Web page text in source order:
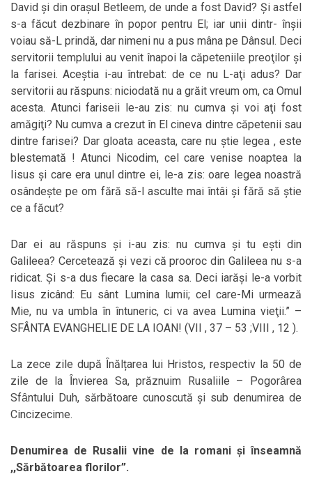
David şi din oraşul Betleem, de unde a fost David? Şi astfel
s-a făcut dezbinare în popor pentru El; iar unii dintr- înşii
voiau să-L prindă, dar nimeni nu a pus mâna pe Dânsul. Deci
servitorii templului au venit înapoi la căpeteniile preoţilor şi
la farisei. Aceştia i-au întrebat: de ce nu L-aţi adus? Dar
servitorii au răspuns: niciodată nu a grăit vreum om, ca Omul
acesta. Atunci fariseii le-au zis: nu cumva şi voi aţi fost
amăgiţi? Nu cumva a crezut în El cineva dintre căpetenii sau
dintre farisei? Dar gloata aceasta, care nu ştie legea , este
blestemată ! Atunci Nicodim, cel care venise noaptea la
Iisus şi care era unul dintre ei, le-a zis: oare legea noastră
osândeşte pe om fără să-l asculte mai întâi şi fără să ştie
ce a făcut?
Dar ei au răspuns şi i-au zis: nu cumva şi tu eşti din
Galileea? Cercetează şi vezi că prooroc din Galileea nu s-a
ridicat. Şi s-a dus fiecare la casa sa. Deci iarăşi le-a vorbit
Iisus zicând: Eu sânt Lumina lumii; cel care-Mi urmează
Mie, nu va umbla în întuneric, ci va avea Lumina vieţii.” –
SFÂNTA EVANGHELIE DE LA IOAN! (VII , 37 – 53 ;VIII , 12 ).
La zece zile după Ȋnălțarea lui Hristos, respectiv la 50 de
zile de la Ȋnvierea Sa, prăznuim Rusaliile – Pogorȃrea
Sfȃntului Duh, sărbătoare cunoscută și sub denumirea de
Cincizecime.
Denumirea de Rusalii vine de la romani și ȋnseamnă
,,Sărbătoarea florilor”.